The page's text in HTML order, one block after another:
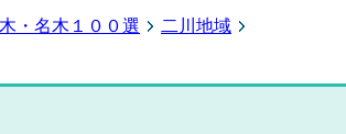
・名木１００選
二川地域